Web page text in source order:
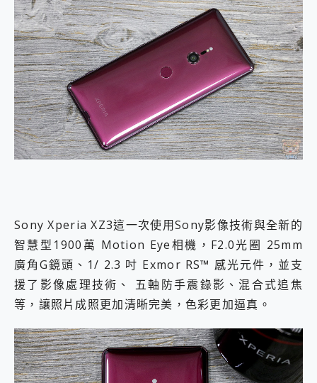
Sony Xperia XZ3這一次使用Sony影像技術與全新的
智慧型1900萬 Motion Eye相機，F2.0光圈 25mm
廣角G鏡頭、1/ 2.3 吋 Exmor RS™ 感光元件，並支
援了影像處理技術、 五軸防手震錄影、混合式追焦
等，讓照片成照更加清晰完美，色彩更加逼真。